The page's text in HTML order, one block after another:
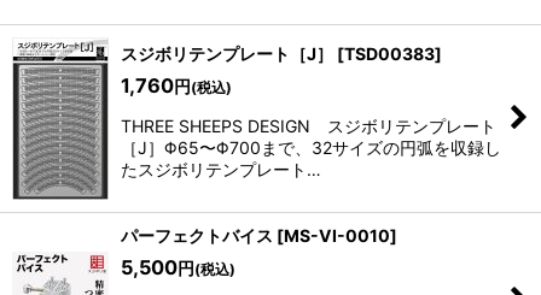
スジボリテンプレート［J］ [TSD00383]
1,760円 (税込)
THREE SHEEPS DESIGN スジボリテンプレート
［J］Φ65〜Φ700まで、32サイズの円弧を収録し
たスジボリテンプレート…
パーフェクトバイス [MS-VI-0010]
5,500円 (税込)